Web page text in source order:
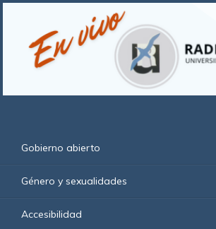
Gobierno abierto
Género y sexualidades
Accesibilidad